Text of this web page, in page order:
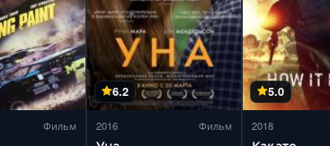
Фильм
6.2
2016 Фильм
5.0
2018